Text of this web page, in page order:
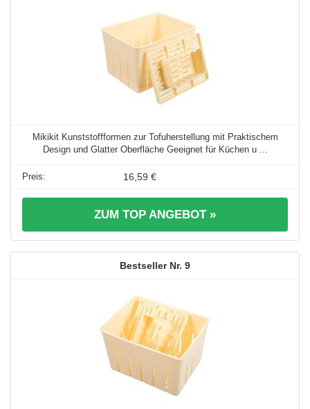
Mikikit Kunststoffformen zur Tofuherstellung mit Praktischem
Design und Glatter Oberfläche Geeignet für Küchen u ...
16,59 €
ZUM TOP ANGEBOT »
9